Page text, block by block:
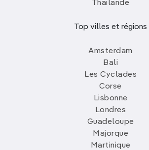
Thailande
Top villes et régions
Amsterdam
Bali
Les Cyclades
Corse
Lisbonne
Londres
Guadeloupe
Majorque
Martinique